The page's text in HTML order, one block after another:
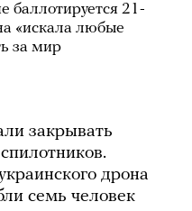
баллотируется 21-
«искала любые
за мир
закрывать
дрона
семь человек